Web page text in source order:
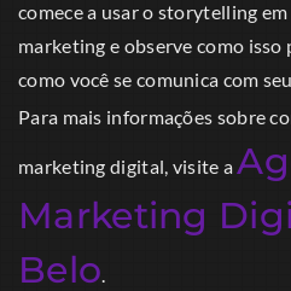
comece a usar o storytelling
marketing e observe como
como você se comunica com
Para mais informações sobre
marketing digital, visite a
Marketing
Belo.